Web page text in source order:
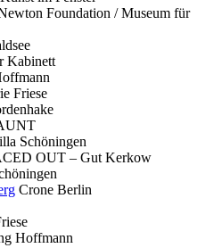
Foundation / Museum für
Kabinett
Friese
Schöningen
OUT – Gut Kerkow
Crone Berlin
Hoffmann